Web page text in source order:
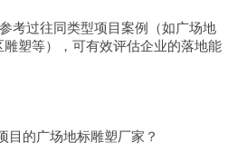
考过往同类型项目案例（如广场地
塑等），可有效评估企业的落地能
目的广场地标雕塑厂家？